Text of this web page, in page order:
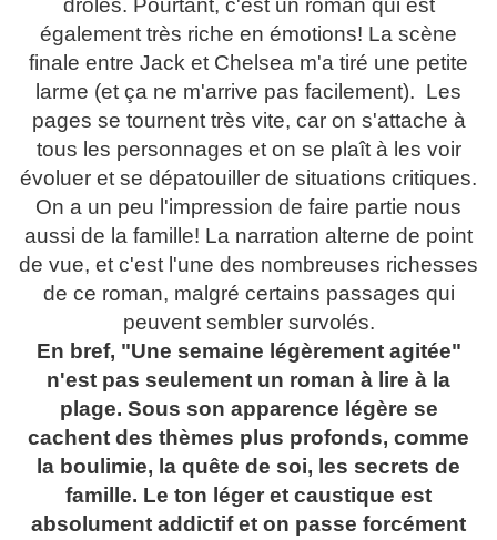
drôles. Pourtant, c'est un roman qui est
également très riche en émotions! La scène
finale entre Jack et Chelsea m'a tiré une petite
larme (et ça ne m'arrive pas facilement). Les
pages se tournent très vite, car on s'attache à
tous les personnages et on se plaît à les voir
évoluer et se dépatouiller de situations critiques.
On a un peu l'impression de faire partie nous
aussi de la famille! La narration alterne de point
de vue, et c'est l'une des nombreuses richesses
de ce roman, malgré certains passages qui
peuvent sembler survolés.
En bref, "Une semaine légèrement agitée"
n'est pas seulement un roman à lire à la
plage. Sous son apparence légère se
cachent des thèmes plus profonds, comme
la boulimie, la quête de soi, les secrets de
famille. Le ton léger et caustique est
absolument addictif et on passe forcément